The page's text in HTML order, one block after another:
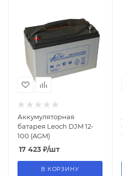
Аккумуляторная
батарея Leoch DJM 12-
100 (AGM)
17 423 ₽/шт
В КОРЗИНУ